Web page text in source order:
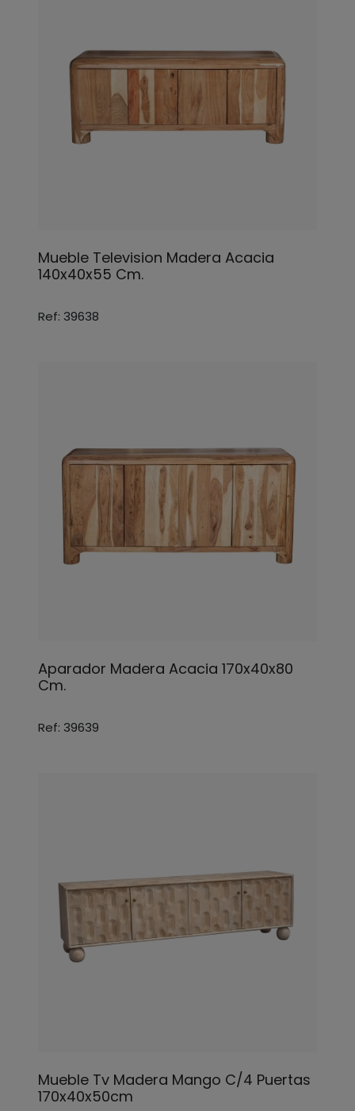
Mueble Television Madera Acacia
140x40x55 Cm.
Ref: 39638
Aparador Madera Acacia 170x40x80
Cm.
Ref: 39639
Mueble Tv Madera Mango C/4 Puertas
170x40x50cm